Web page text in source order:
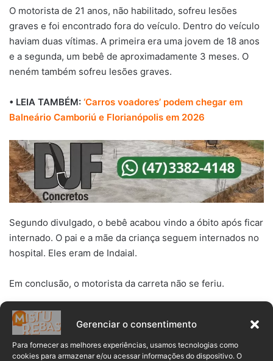
Gerenciar o consentimento
Para fornecer as melhores experiências, usamos tecnologias como
cookies para armazenar e/ou acessar informações do dispositivo. O
O motorista de 21 anos, não habilitado, sofreu lesões
graves e foi encontrado fora do veículo. Dentro do veículo
haviam duas vítimas. A primeira era uma jovem de 18 anos
e a segunda, um bebê de aproximadamente 3 meses. O
neném também sofreu lesões graves.
• LEIA TAMBÉM: ‘Carros voadores’ podem chegar em
Balneário Camboriú e Florianópolis em 2026
Segundo divulgado, o bebê acabou vindo a óbito após ficar
internado. O pai e a mãe da criança seguem internados no
hospital. Eles eram de Indaial.
Em conclusão, o motorista da carreta não se feriu.
bebê óbito Pouso Redondo
Santa Catarina